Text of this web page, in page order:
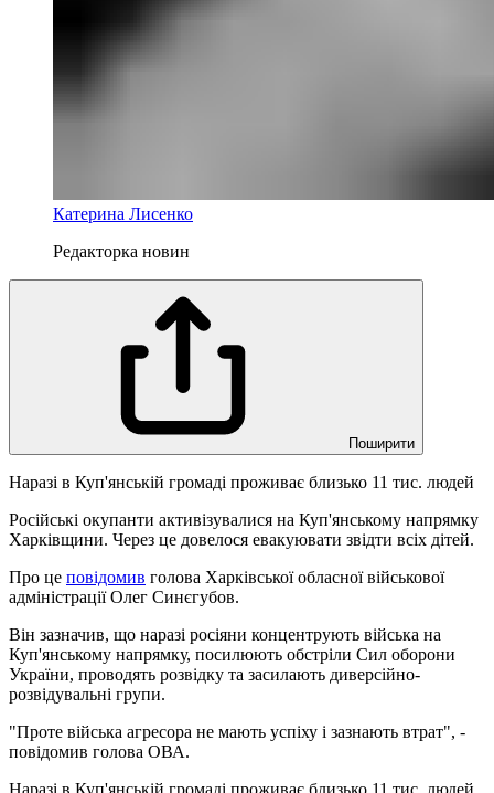
Катерина Лисенко
Редакторка новин
Поширити
Наразі в Куп'янській громаді проживає близько 11 тис. людей
Російські окупанти активізувалися на Куп'янському напрямку
Харківщини. Через це довелося евакуювати звідти всіх дітей.
Про це повідомив голова Харківської обласної військової
адміністрації Олег Синєгубов.
Він зазначив, що наразі росіяни концентрують війська на
Куп'янському напрямку, посилюють обстріли Сил оборони
України, проводять розвідку та засилають диверсійно-
розвідувальні групи.
"Проте війська агресора не мають успіху і зазнають втрат", -
повідомив голова ОВА.